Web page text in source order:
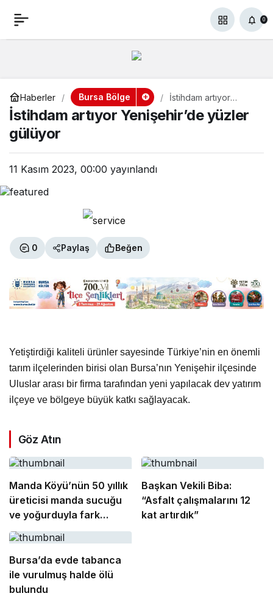
0
Haberler Bursa Bölge
İstihdam artıyor
Yenişehir’de yüzler
gülüyor
İstihdam artıyor Yenişehir’de yüzler
gülüyor
11 Kasım 2023, 00:00 yayınlandı
0 Paylaş Beğen
Yetiştirdiği kaliteli ürünler sayesinde Türkiye’nin en önemli
tarım ilçelerinden birisi olan Bursa’nın Yenişehir ilçesinde
Uluslar arası bir firma tarafından yeni yapılacak dev yatırım
ilçeye ve bölgeye büyük katkı sağlayacak.
Göz Atın
Manda Köyü’nün 50 yıllık
üreticisi manda sucuğu
ve yoğurduyla fark
oluşturdu
Başkan Vekili Biba:
“Asfalt çalışmalarını 12
kat artırdık”
Bursa’da evde tabanca
ile vurulmuş halde ölü
bulundu
İstihdam artıyor 0 Paylaş